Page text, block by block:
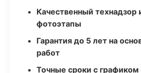
Качественный технадзор
фотоэтапы
Гарантия до 5 лет на
работ
Точные сроки с графиком